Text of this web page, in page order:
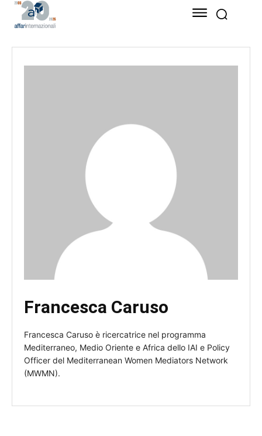
Francesca Caruso
Francesca Caruso è ricercatrice nel programma
Mediterraneo, Medio Oriente e Africa dello IAI e Policy
Officer del Mediterranean Women Mediators Network
(MWMN).